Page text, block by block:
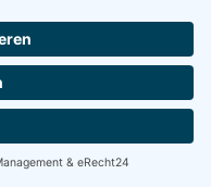
auf unserer
tätigen, werden Ihre
Kontoverbindung,
zum Zwecke der
Transaktionen gelten die
der jeweiligen